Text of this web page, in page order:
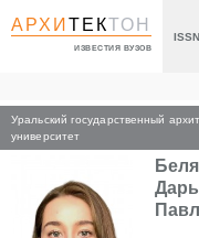
АРХИТЕКТОН
ИЗВЕСТИЯ ВУЗОВ
Уральский государственный
университет
Главная